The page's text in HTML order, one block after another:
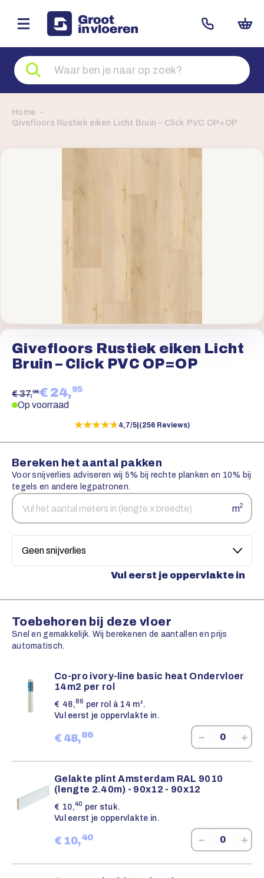
Zoeken
naar
producten
Home
Givefloors Rustiek eiken Licht Bruin – Click PVC OP=OP
Givefloors Rustiek eiken Licht
Bruin – Click PVC OP=OP
€ 37,95€ 24,95
Op voorraad
★★★★★
★★★★★4,7/5 (256 Reviews)
Bereken het aantal pakken
Voor snijverlies adviseren wij 5% bij rechte planken en 10% bij
tegels en andere legpatronen.
Aantal
vierkante
m2
Snijverlies
Vul eerst je oppervlakte in
Toebehoren bij deze vloer
Snel en gemakkelijk. Wij berekenen de aantallen en prijs
automatisch.
Co-pro ivory-line basic heat Ondervloer
14m2 per rol
€ 48,86 per rol à 14 m².
Vul eerst je oppervlakte in.
€ 48,86 − +
Gelakte plint Amsterdam RAL 9010
(lengte 2.40m) - 90x12 - 90x12
€ 10,40 per stuk.
Vul eerst je oppervlakte in.
€ 10,40 − +